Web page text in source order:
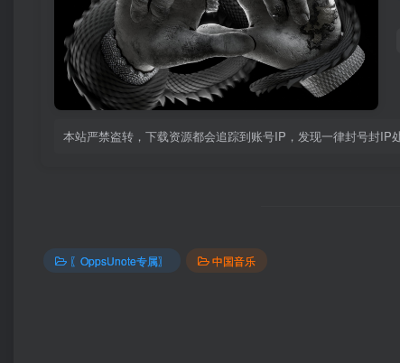
本站严禁盗转，下载资源都会追踪到账号IP，发现一律封号封IP
〖OppsUnote专属〗 中国音乐